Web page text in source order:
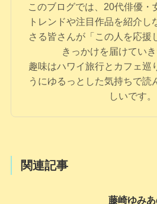
このブログでは、20代俳優・
トレンドや注目作品を紹介し
さる皆さんが「この人を応援
きっかけを届けていき
趣味はハワイ旅行とカフェ巡
うにゆるっとした気持ちで読
しいです。
関連記事
藤崎ゆみ